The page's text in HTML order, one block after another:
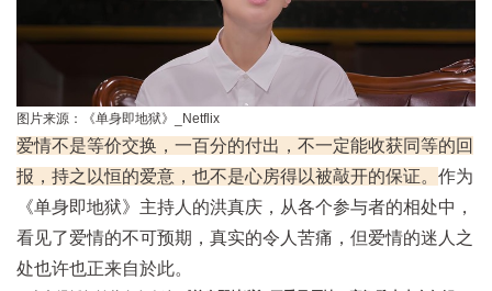
图片来源：《单身即地狱》_Netflix
爱情不是等价交换，一百分的付出，不一定能收获同等的回
报，持之以恒的爱意，也不是心房得以被敲开的保证。 作为
《单身即地狱》主持人的洪真庆，从各个参与者的相处中，
看见了爱情的不可预期，真实的令人苦痛，但爱情的迷人之
处也许也正来自於此。